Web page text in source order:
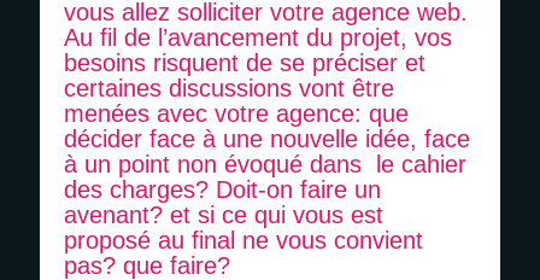
vous allez solliciter votre agence web.
Au fil de l’avancement du projet, vos
besoins risquent de se préciser et
certaines discussions vont être
menées avec votre agence: que
décider face à une nouvelle idée, face
à un point non évoqué dans le cahier
des charges? Doit-on faire un
avenant? et si ce qui vous est
proposé au final ne vous convient
pas? que faire?